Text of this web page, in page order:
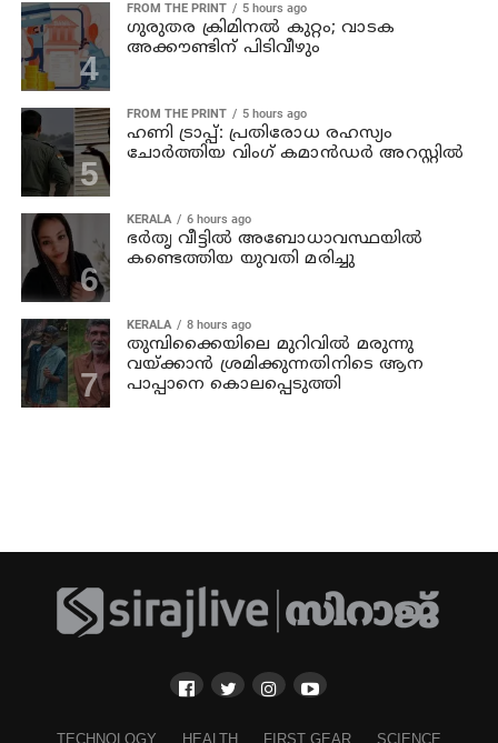
FROM THE PRINT 5 hours ago
ഗുരുതര ക്രിമിനൽ കുറ്റം; വാടക
അക്കൗണ്ടിന് പിടിവീഴും
FROM THE PRINT 5 hours ago
ഹണി ട്രാപ്പ്: പ്രതിരോധ രഹസ്യം
ചോർത്തിയ വിംഗ് കമാൻഡർ അറസ്റ്റിൽ
KERALA 6 hours ago
ഭര്‍തൃ വീട്ടില്‍ അബോധാവസ്ഥയില്‍
കണ്ടെത്തിയ യുവതി മരിച്ചു
KERALA 8 hours ago
തുമ്പിക്കൈയിലെ മുറിവില്‍ മരുന്നു
വയ്ക്കാന്‍ ശ്രമിക്കുന്നതിനിടെ ആന
പാപ്പാനെ കൊലപ്പെടുത്തി
TECHNOLOGY HEALTH FIRST GEAR SCIENCE